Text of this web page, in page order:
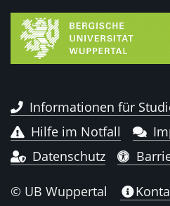
Informationen für
Hilfe im Notfall
Datenschutz
© UB Wuppertal